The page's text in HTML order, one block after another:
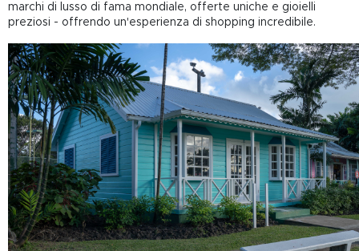
marchi di lusso di fama mondiale, offerte uniche e gioielli
preziosi - offrendo un'esperienza di shopping incredibile.